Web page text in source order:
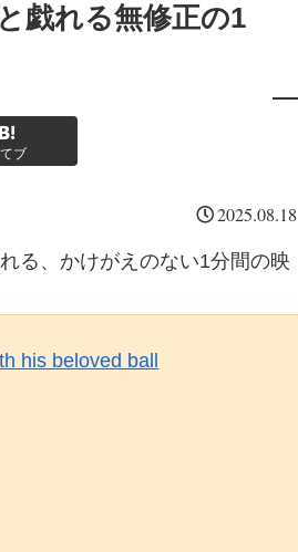
戯れる無修正の1
ブ
2025.08.18
る、かけがえのない1分間の映
his beloved ball